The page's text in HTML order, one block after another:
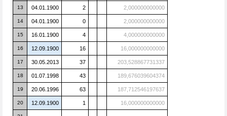
13 04.01.1900 2 2,000000000000
14 04.01.1900 0 2,000000000000
15 16.01.1900 4 4,000000000000
16 12.09.1900 16 16,000000000000
17 30.05.2013 37 203,528867731337
18 01.07.1998 43 189,676039604374
19 20.06.1996 63 187,712546197637
20 12.09.1900 1 16,000000000000